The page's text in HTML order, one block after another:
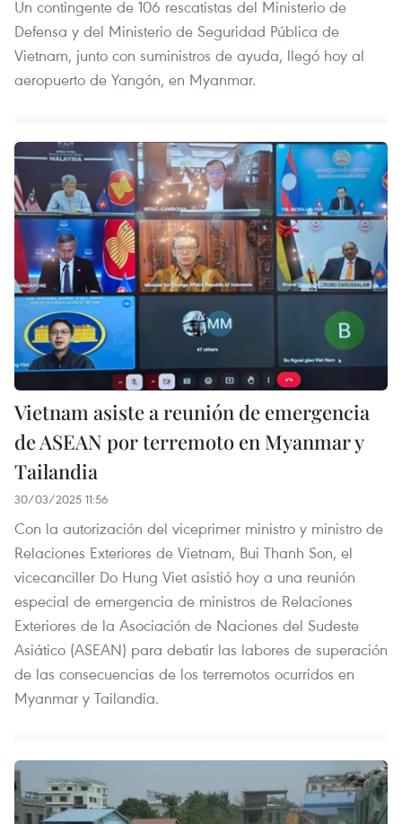
Un contingente de 106 rescatistas del Ministerio de
Defensa y del Ministerio de Seguridad Pública de
Vietnam, junto con suministros de ayuda, llegó hoy al
aeropuerto de Yangón, en Myanmar.
Vietnam asiste a reunión de emergencia
de ASEAN por terremoto en Myanmar y
Tailandia
30/03/2025 11:56
Con la autorización del viceprimer ministro y ministro de
Relaciones Exteriores de Vietnam, Bui Thanh Son, el
vicecanciller Do Hung Viet asistió hoy a una reunión
especial de emergencia de ministros de Relaciones
Exteriores de la Asociación de Naciones del Sudeste
Asiático (ASEAN) para debatir las labores de superación
de las consecuencias de los terremotos ocurridos en
Myanmar y Tailandia.